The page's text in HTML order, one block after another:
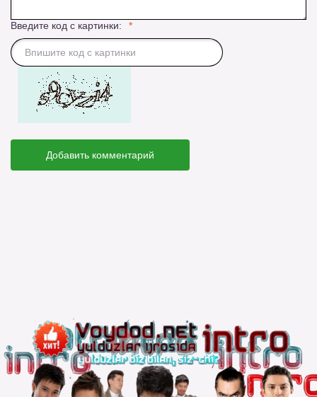
Введите код с картинки:
Добавить комментарий